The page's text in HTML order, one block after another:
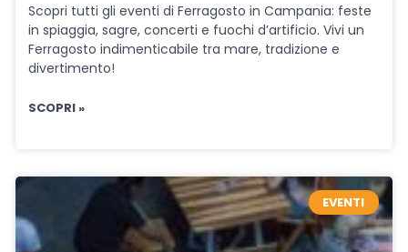
Scopri tutti gli eventi di Ferragosto in Campania: feste
in spiaggia, sagre, concerti e fuochi d’artificio. Vivi un
Ferragosto indimenticabile tra mare, tradizione e
divertimento!
SCOPRI »
EVENTI